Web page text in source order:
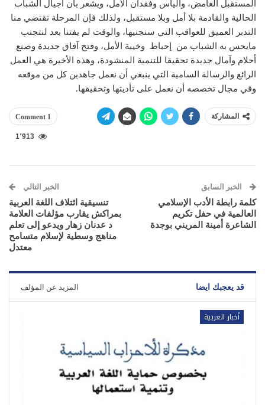
المستقبل الغامض، واليأس وفقدان الأمل، ويشعر بأن أجيال الشباب
الحالية والقادمة بلا أمل وبلا مستقبل، ولذلك فإن المرحلة تقتضي منا
التدبر العميق للعواقب التي سنجنيها، والوقت لم يفتنا بعد لنتجنب
مايحس به الشباب من إحباط وخيبة الأمل، وفتح آفاق جديدة وصنع
أحلام وآمال جديدة تحقيقا للتنمية المنشودة، وهذه الأخيرة هي العمل
الرائع والرسالة السامية التي ينبغي أن نعمل جاهدين كل من موقعه
وفي مجال تخصصه أن نعمل على تأديتها وتحقيقها.
المشاركة 1 Comment
1٬913
الخبر السابق
كلمة رابطة الأدب الإسلامي
العالمية في حفل تكريم
الشاعرة أمينة المريني بوجدة
الخبر التالي
تنسيقية ائتلاف اللغة العربية
بمراكش يقارب مؤلفات العلامة
د عدنان زهار ويدعو إلى تعلم
مناهج وسطية لإسلام متسامح
معتدل
قد يعجبك ايضا المزيد عن المؤلف
أخبار العربية